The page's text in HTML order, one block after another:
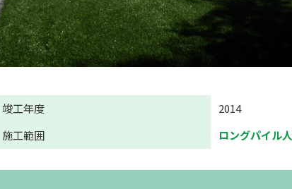
竣工年度
2014
施工範囲
ロングパイル